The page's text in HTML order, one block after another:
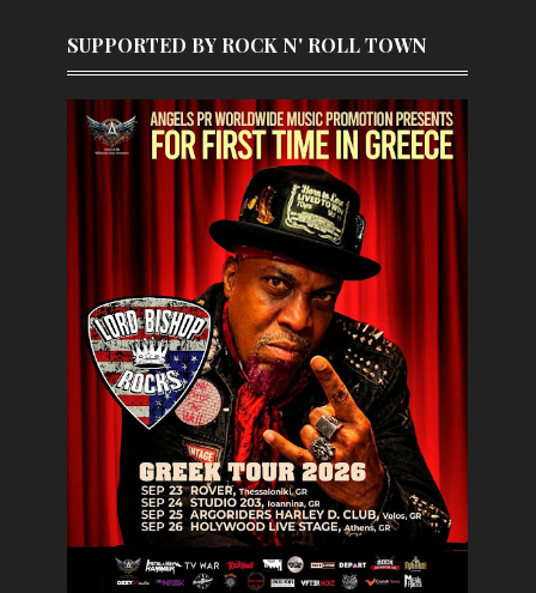
SUPPORTED BY ROCK N' ROLL TOWN